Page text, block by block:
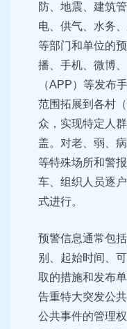
防、地震、建筑
电、供气、水务
等部门和单位的
播、手机、微博
（APP）等发布
范围拓展到各村
众，实现特定人
盖。对老、弱、
等特殊场所和警
车、组织人员逐
式进行。
预警信息通常包
别、起始时间、
取的措施和发布
告重特大突发公
公共事件的管理